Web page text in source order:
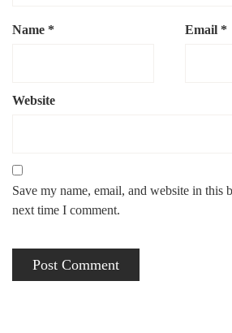
Name * Email *
Website
Save my name, email, and website in this
next time I comment.